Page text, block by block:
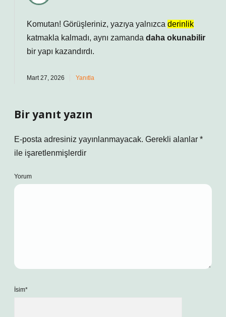
Komutan! Görüşleriniz, yazıya yalnızca derinlik
katmakla kalmadı, aynı zamanda daha okunabilir
bir yapı kazandırdı.
Mart 27, 2026 Yanıtla
Bir yanıt yazın
E-posta adresiniz yayınlanmayacak. Gerekli alanlar *
ile işaretlenmişlerdir
Yorum
İsim*